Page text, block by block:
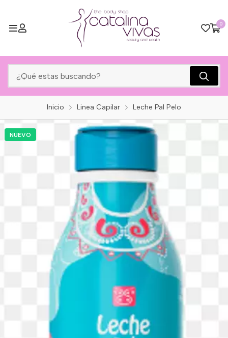
0
Inicio Linea Capilar Leche Pal Pelo
NUEVO